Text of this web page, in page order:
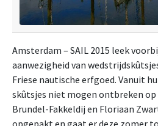
Amsterdam – SAIL 2015 leek
aanwezigheid van
Friese nautische erfgoed. Vanuit
skûtsjes niet mogen ontbreken op
Brundel-Fakkeldij en Floriaan